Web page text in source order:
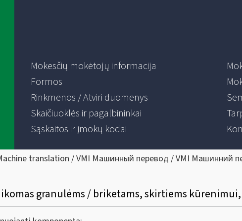
Mokesčių mokėtojų informacija
Formos
Rinkmenos / Atviri duomenys
Skaičiuoklės ir pagalbininkai
Sąskaitos ir įmokų kodai
translation / VMI Машинный перевод / VMI Машинний